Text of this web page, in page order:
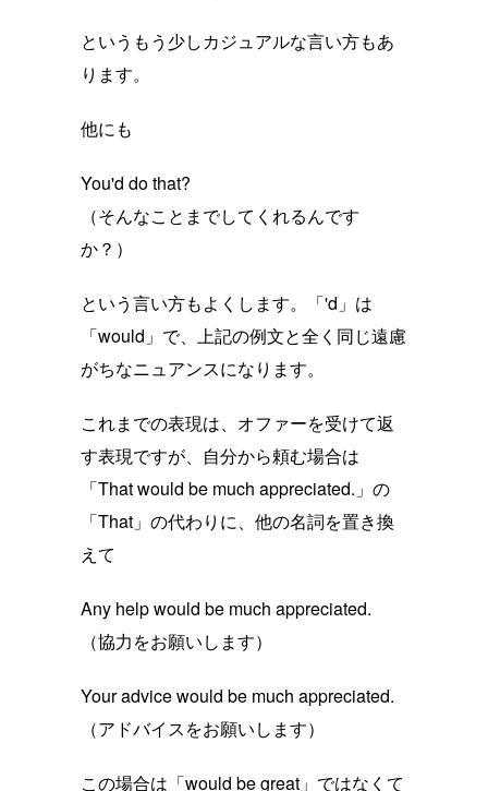
というもう少しカジュアルな言い方もあ
ります。
他にも
You'd do that?
（そんなことまでしてくれるんです
か？）
という言い方もよくします。「'd」は
「would」で、上記の例文と全く同じ遠慮
がちなニュアンスになります。
これまでの表現は、オファーを受けて返
す表現ですが、自分から頼む場合は
「That would be much appreciated.」の
「That」の代わりに、他の名詞を置き換
えて
Any help would be much appreciated.
（協力をお願いします）
Your advice would be much appreciated.
（アドバイスをお願いします）
この場合は「would be great」ではなくて